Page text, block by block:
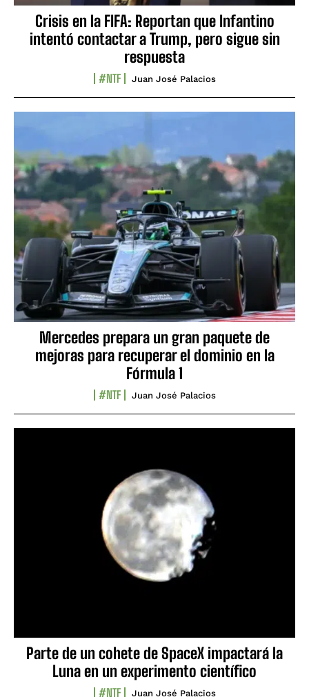
Crisis en la FIFA: Reportan que Infantino
intentó contactar a Trump, pero sigue sin
respuesta
#NTF Juan José Palacios
Mercedes prepara un gran paquete de
mejoras para recuperar el dominio en la
Fórmula 1
#NTF Juan José Palacios
Parte de un cohete de SpaceX impactará la
Luna en un experimento científico
#NTF Juan José Palacios